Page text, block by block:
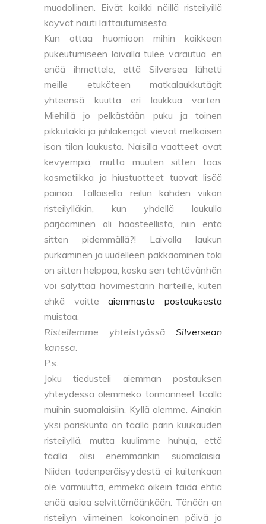
muodollinen. Eivät kaikki näillä risteilyillä
käyvät nauti laittautumisesta.
Kun ottaa huomioon mihin kaikkeen
pukeutumiseen laivalla tulee varautua, en
enää ihmettele, että Silversea lähetti
meille etukäteen matkalaukkutägit
yhteensä kuutta eri laukkua varten.
Miehillä jo pelkästään puku ja toinen
pikkutakki ja juhlakengät vievät melkoisen
ison tilan laukusta. Naisilla vaatteet ovat
kevyempiä, mutta muuten sitten taas
kosmetiikka ja hiustuotteet tuovat lisää
painoa. Tälläisellä reilun kahden viikon
risteilylläkin, kun yhdellä laukulla
pärjääminen oli haasteellista, niin entä
sitten pidemmällä?! Laivalla laukun
purkaminen ja uudelleen pakkaaminen toki
on sitten helppoa, koska sen tehtävänhän
voi sälyttää hovimestarin harteille, kuten
ehkä voitteaiemmasta postauksesta
muistaa.
Risteilemme yhteistyössä Silversean
kanssa.
P.s.
Joku tiedusteli aiemman postauksen
yhteydessä olemmeko törmänneet täällä
muihin suomalaisiin. Kyllä olemme. Ainakin
yksi pariskunta on täällä parin kuukauden
risteilyllä, mutta kuulimme huhuja, että
täällä olisi enemmänkin suomalaisia.
Niiden todenperäisyydestä ei kuitenkaan
ole varmuutta, emmekä oikein taida ehtiä
enää asiaa selvittämäänkään. Tänään on
risteilyn viimeinen kokonainen päivä ja